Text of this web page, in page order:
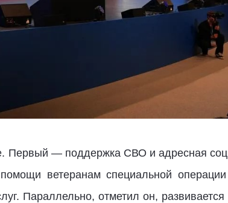
Первый — поддержка СВО и адресная
ветеранам специальной
Параллельно, отметил он,